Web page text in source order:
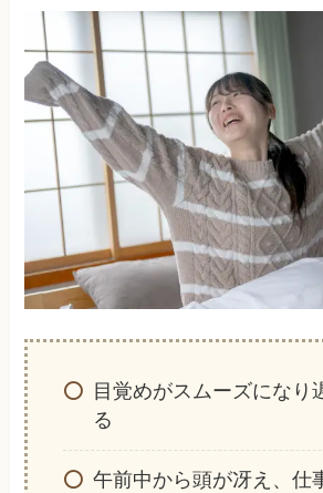
目覚めがスムーズになり
る
午前中から頭が冴え、仕